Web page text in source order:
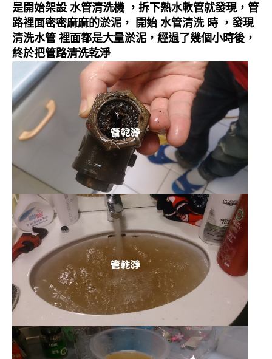
是開始架設 水管清洗機 ，拆下熱水軟管就發現，管
路裡面密密麻麻的淤泥， 開始 水管清洗 時 ，發現
清洗水管 裡面都是大量淤泥，經過了幾個小時後，
終於把管路清洗乾淨